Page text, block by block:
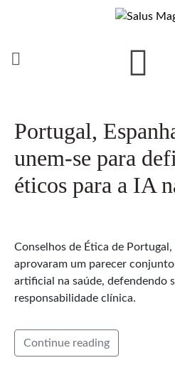
Portugal,
unem-se para
éticos para a IA
Conselhos de Ética de Portugal,
aprovaram um parecer
artificial na saúde, defendendo
responsabilidade clínica.
Continue reading